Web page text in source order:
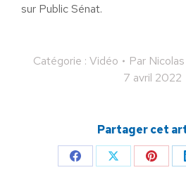
sur Public Sénat.
Catégorie : Vidéo Par
7 avril 2022
Partager cet
PartagerPartager